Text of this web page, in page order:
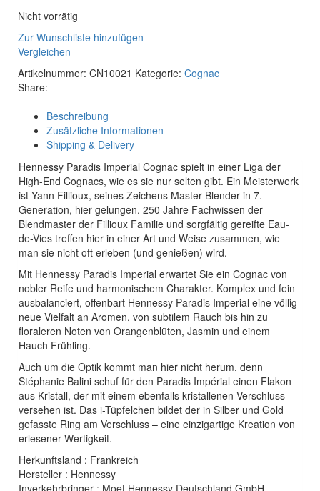
Nicht vorrätig
Zur Wunschliste hinzufügen
Vergleichen
Artikelnummer: CN10021 Kategorie: Cognac
Share:
Beschreibung
Zusätzliche Informationen
Shipping & Delivery
Hennessy Paradis Imperial Cognac spielt in einer Liga der
High-End Cognacs, wie es sie nur selten gibt. Ein Meisterwerk
ist Yann Fillioux, seines Zeichens Master Blender in 7.
Generation, hier gelungen. 250 Jahre Fachwissen der
Blendmaster der Fillioux Familie und sorgfältig gereifte Eau-
de-Vies treffen hier in einer Art und Weise zusammen, wie
man sie nicht oft erleben (und genießen) wird.
Mit Hennessy Paradis Imperial erwartet Sie ein Cognac von
nobler Reife und harmonischem Charakter. Komplex und fein
ausbalanciert, offenbart Hennessy Paradis Imperial eine völlig
neue Vielfalt an Aromen, von subtilem Rauch bis hin zu
floraleren Noten von Orangenblüten, Jasmin und einem
Hauch Frühling.
Auch um die Optik kommt man hier nicht herum, denn
Stéphanie Balini schuf für den Paradis Impérial einen Flakon
aus Kristall, der mit einem ebenfalls kristallenen Verschluss
versehen ist. Das i-Tüpfelchen bildet der in Silber und Gold
gefasste Ring am Verschluss – eine einzigartige Kreation von
erlesener Wertigkeit.
Herkunftsland : Frankreich
Hersteller : Hennessy
Inverkehrbringer : Moet Hennessy Deutschland GmbH